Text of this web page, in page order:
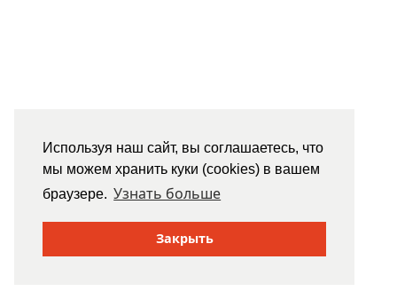
Используя наш сайт, вы соглашаетесь, что
мы можем хранить куки (cookies) в вашем
браузере. Узнать больше
Закрыть